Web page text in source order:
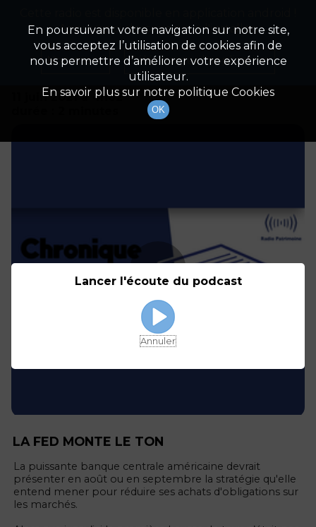
Détails De L'émission
11 juin 2021à 4h02
LA FED MONTE LE TON
La puissante banque centrale américaine devrait
présenter en août ou en septembre la stratégie qu'elle
entend mener pour réduire ses achats d'obligations sur
les marchés.
En poursuivant votre navigation sur notre site,
vous acceptez l’utilisation de cookies afin de
nous permettre d’améliorer votre expérience
utilisateur.
En savoir plus sur notre politique Cookies
OK
Appuyez ci-dessous pour l'installer.
Non merci Télécharger l'application
Lancer l'écoute du podcast
Annuler